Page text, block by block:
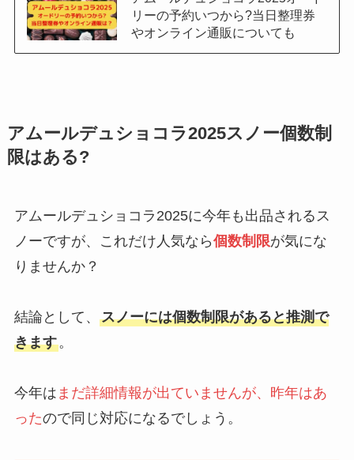
リーの予約いつから?当日整理券
やオンライン通販についても
アムールデュショコラ2025スノー個数制
限はある?
アムールデュショコラ2025に今年も出品されるス
ノーですが、これだけ人気なら個数制限が気にな
りませんか？
結論として、 スノーには個数制限があると推測で
きます。
今年は まだ詳細情報が出ていませんが、昨年はあ
ったので同じ対応になるでしょう。